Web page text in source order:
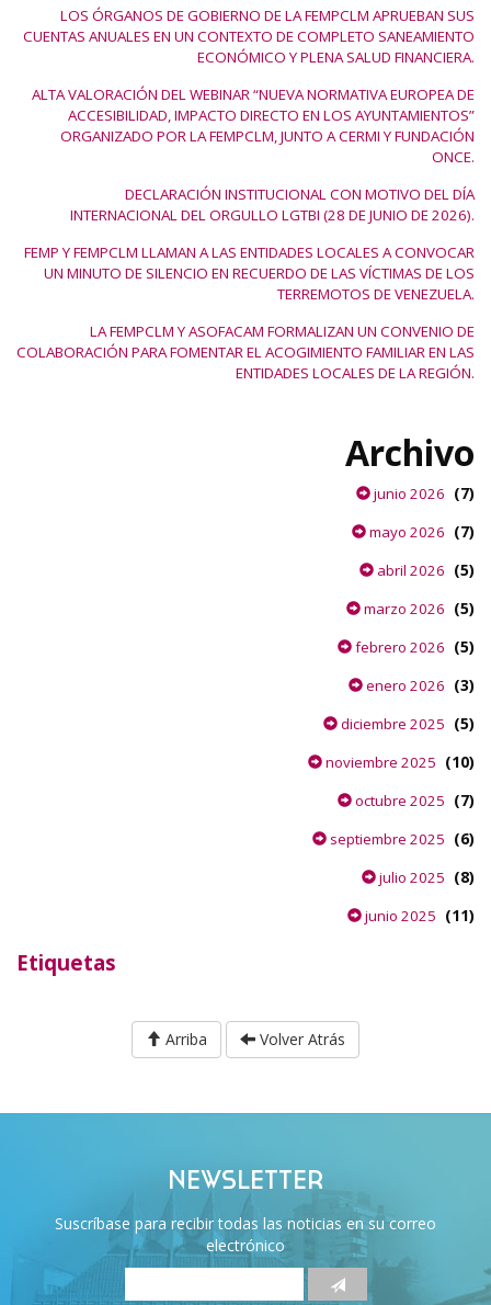
LOS ÓRGANOS DE GOBIERNO DE LA FEMPCLM APRUEBAN SUS
CUENTAS ANUALES EN UN CONTEXTO DE COMPLETO SANEAMIENTO
ECONÓMICO Y PLENA SALUD FINANCIERA.
ALTA VALORACIÓN DEL WEBINAR “NUEVA NORMATIVA EUROPEA DE
ACCESIBILIDAD, IMPACTO DIRECTO EN LOS AYUNTAMIENTOS”
ORGANIZADO POR LA FEMPCLM, JUNTO A CERMI Y FUNDACIÓN
ONCE.
DECLARACIÓN INSTITUCIONAL CON MOTIVO DEL DÍA
INTERNACIONAL DEL ORGULLO LGTBI (28 DE JUNIO DE 2026).
FEMP Y FEMPCLM LLAMAN A LAS ENTIDADES LOCALES A CONVOCAR
UN MINUTO DE SILENCIO EN RECUERDO DE LAS VÍCTIMAS DE LOS
TERREMOTOS DE VENEZUELA.
LA FEMPCLM Y ASOFACAM FORMALIZAN UN CONVENIO DE
COLABORACIÓN PARA FOMENTAR EL ACOGIMIENTO FAMILIAR EN LAS
ENTIDADES LOCALES DE LA REGIÓN.
Archivo
junio 2026 (7)
mayo 2026 (7)
abril 2026 (5)
marzo 2026 (5)
febrero 2026 (5)
enero 2026 (3)
diciembre 2025 (5)
noviembre 2025 (10)
octubre 2025 (7)
septiembre 2025 (6)
julio 2025 (8)
junio 2025 (11)
Etiquetas
Arriba Volver Atrás
NEWSLETTER
Suscríbase para recibir todas las noticias en su correo
electrónico